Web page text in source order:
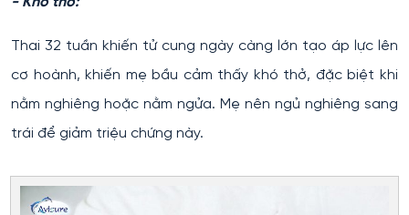
Thai 32 tuần khiến tử cung ngày càng lớn tạo áp lực lên
cơ hoành, khiến mẹ bầu cảm thấy khó thở, đặc biệt khi
nằm nghiêng hoặc nằm ngửa. Mẹ nên ngủ nghiêng sang
trái để giảm triệu chứng này.